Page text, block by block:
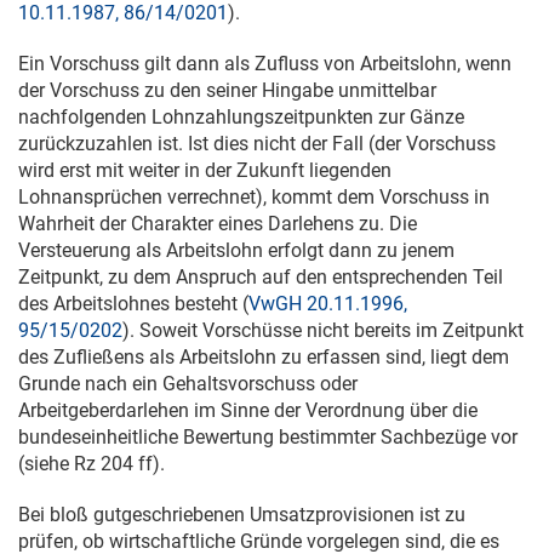
10.11.1987, 86/14/0201).
Ein Vorschuss gilt dann als Zufluss von Arbeitslohn, wenn
der Vorschuss zu den seiner Hingabe unmittelbar
nachfolgenden Lohnzahlungszeitpunkten zur Gänze
zurückzuzahlen ist. Ist dies nicht der Fall (der Vorschuss
wird erst mit weiter in der Zukunft liegenden
Lohnansprüchen verrechnet), kommt dem Vorschuss in
Wahrheit der Charakter eines Darlehens zu. Die
Versteuerung als Arbeitslohn erfolgt dann zu jenem
Zeitpunkt, zu dem Anspruch auf den entsprechenden Teil
des Arbeitslohnes besteht (VwGH 20.11.1996,
95/15/0202). Soweit Vorschüsse nicht bereits im Zeitpunkt
des Zufließens als Arbeitslohn zu erfassen sind, liegt dem
Grunde nach ein Gehaltsvorschuss oder
Arbeitgeberdarlehen im Sinne der Verordnung über die
bundeseinheitliche Bewertung bestimmter Sachbezüge vor
(siehe Rz 204 ff).
Bei bloß gutgeschriebenen Umsatzprovisionen ist zu
prüfen, ob wirtschaftliche Gründe vorgelegen sind, die es